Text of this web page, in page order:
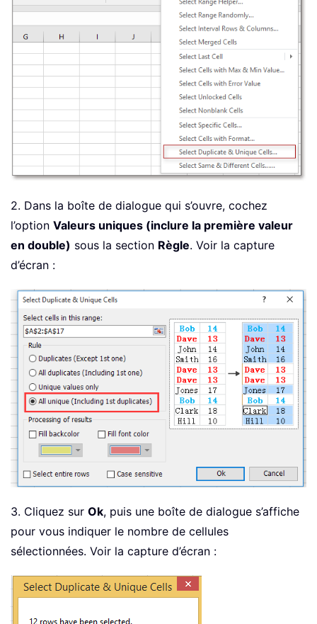
2. Dans la boîte de dialogue qui s’ouvre, cochez
l’option Valeurs uniques (inclure la première valeur
en double) sous la section Règle. Voir la capture
d’écran :
3. Cliquez sur Ok, puis une boîte de dialogue s’affiche
pour vous indiquer le nombre de cellules
sélectionnées. Voir la capture d’écran :